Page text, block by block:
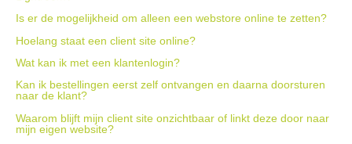
Is er de mogelijkheid om alleen een webstore online te zetten?
Hoelang staat een client site online?
Wat kan ik met een klantenlogin?
Kan ik bestellingen eerst zelf ontvangen en daarna doorsturen
naar de klant?
Waarom blijft mijn client site onzichtbaar of linkt deze door naar
mijn eigen website?